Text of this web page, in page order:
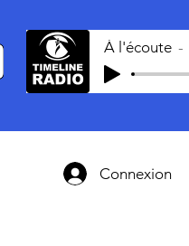
À l'écoute
Connexion